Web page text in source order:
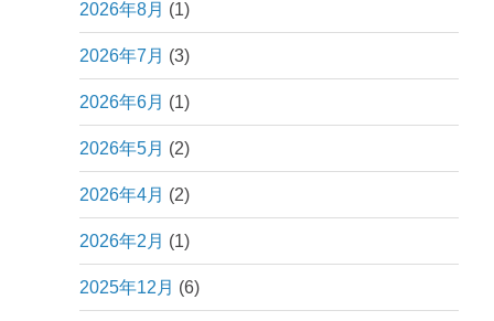
2026年8月 (1)
2026年7月 (3)
2026年6月 (1)
2026年5月 (2)
2026年4月 (2)
2026年2月 (1)
2025年12月 (6)